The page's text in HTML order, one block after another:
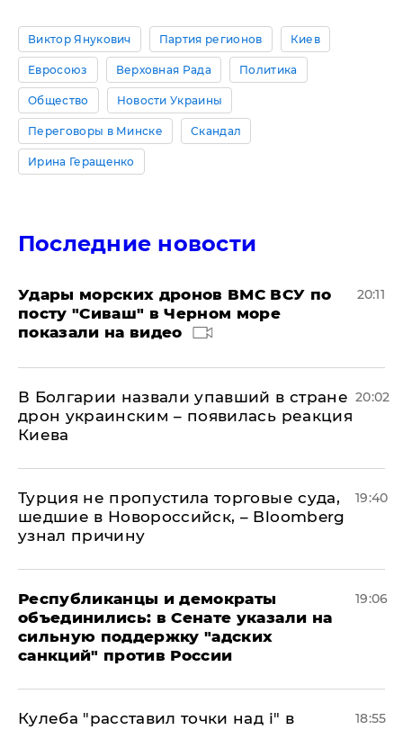
Виктор Янукович Партия регионов Киев
Евросоюз Верховная Рада Политика
Общество Новости Украины
Переговоры в Минске Скандал
Ирина Геращенко
Последние новости
Удары морских дронов ВМС ВСУ по
посту "Сиваш" в Черном море
показали на видео
20:11
В Болгарии назвали упавший в стране
дрон украинским – появилась реакция
Киева
20:02
Турция не пропустила торговые суда,
шедшие в Новороссийск, – Bloomberg
узнал причину
19:40
Республиканцы и демократы
объединились: в Сенате указали на
сильную поддержку "адских
санкций" против России
19:06
Кулеба "расставил точки над і" в
18:55